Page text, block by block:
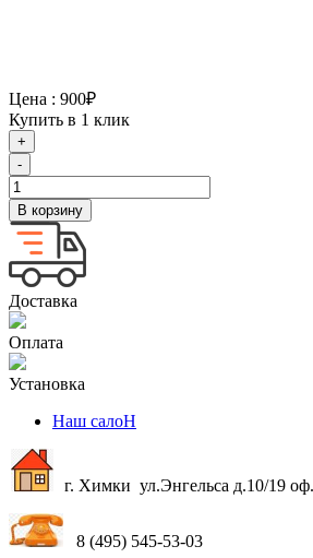
Цена : 900₽
Купить в 1 клик
+
-
В корзину
Доставка
Оплата
Установка
Наш салоН
г. Химки ул.Энгельса д.10/19
8 (495) 545-53-03